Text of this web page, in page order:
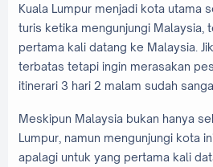
Kuala Lumpur menjadi kota utama
turis ketika mengunjungi Malaysia,
pertama kali datang ke Malaysia.
terbatas tetapi ingin merasakan
itinerari 3 hari 2 malam sudah
Meskipun Malaysia bukan hanya
Lumpur, namun mengunjungi kota
apalagi untuk yang pertama kali